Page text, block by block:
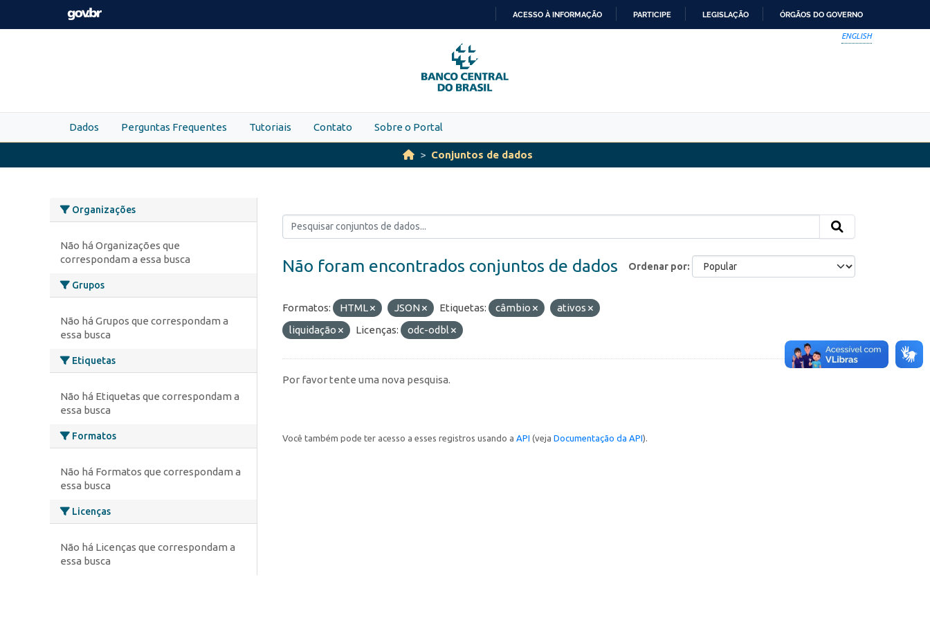
Skip to main content
PARA
O
CONTEÚDO
ACESSO À INFORMAÇÃO PARTICIPE LEGISLAÇÃO ÓRGÃOS DO GOVERNO
ENGLISH
Dados Perguntas Frequentes Tutoriais Contato Sobre o Portal
Conjuntos de dados
Organizações
Não há Organizações que
correspondam a essa busca
Grupos
Não há Grupos que correspondam a
essa busca
Etiquetas
Não há Etiquetas que correspondam a
essa busca
Formatos
Não há Formatos que correspondam a
essa busca
Licenças
Não há Licenças que correspondam a
essa busca
Ordenar por
Não foram encontrados conjuntos de dados
Formatos: HTML JSON Etiquetas: câmbio
ativos
liquidação
Licenças: odc-odbl
Por favor tente uma nova pesquisa.
Você também pode ter acesso a esses registros usando a API (veja Documentação da API).